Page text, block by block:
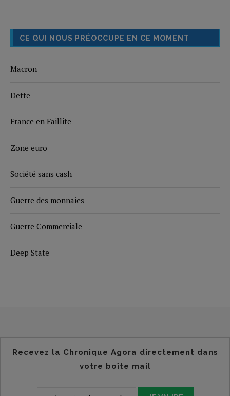
CE QUI NOUS PRÉOCCUPE EN CE MOMENT
Macron
Dette
France en Faillite
Zone euro
Société sans cash
Guerre des monnaies
Guerre Commerciale
Deep State
Recevez la Chronique Agora directement dans
votre boîte mail